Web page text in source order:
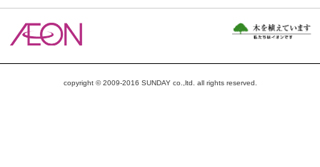
copyright © 2009-2016 SUNDAY co.,ltd. all rights reserved.